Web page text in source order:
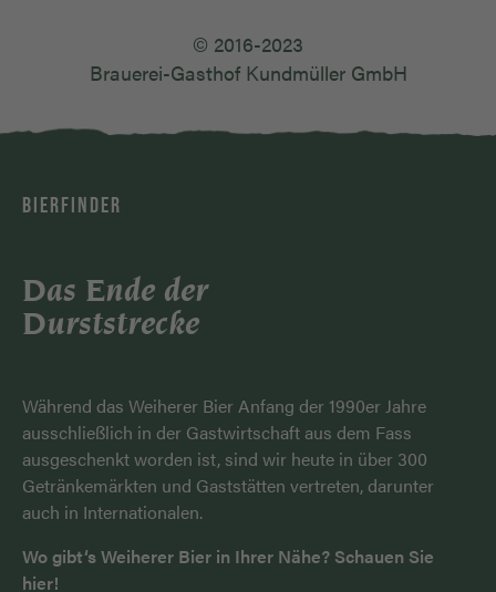
© 2016-2023
Brauerei-Gasthof Kundmüller GmbH
BIERFINDER
Das Ende der
Durststrecke
Während das Weiherer Bier Anfang der 1990er Jahre
ausschließlich in der Gastwirtschaft aus dem Fass
ausgeschenkt worden ist, sind wir heute in über 300
Getränkemärkten und Gaststätten vertreten, darunter
auch in Internationalen.
Wo gibt‘s Weiherer Bier in Ihrer Nähe? Schauen Sie
hier!